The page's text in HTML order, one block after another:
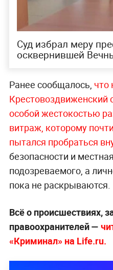
Суд избрал меру
осквернившей
Ранее сообщалось, что
Крестовоздвиженский
особой жестокостью
витраж, которому
пытался пробраться
безопасности и
подозреваемого, а
пока не раскрываются.
Всё о происшествиях,
правоохранителей —
«Криминал» на Life.ru.